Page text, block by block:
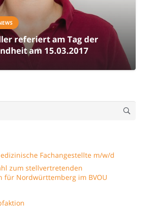
referiert am Tag der
am 15.03.2017
Fachangestellte m/w/d
zum stellvertretenden
für Nordwürttemberg im BVOU